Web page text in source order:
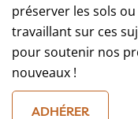
préserver les sols
travaillant sur ces
pour soutenir nos
nouveaux !
ADHÉRER